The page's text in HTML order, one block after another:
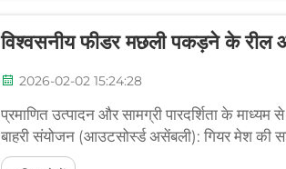
विश्वसनीय फीडर मछली पकड़ने के रील
2026-02-02 15:24:28
प्रमाणित उत्पादन और सामग्री पारदर्शिता के
बाहरी संयोजन (आउटसोर्स्ड असेंबली): गियर मेश की
आईएसओ 9001 प्रमाणन प्राप्त सुविधाएँ आमतौर पर ...